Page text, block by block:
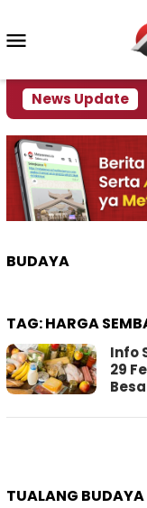
konten
News Update
Krisi Air
BUDAYA
TAG:HARGA
Info
29
TUALANG BUDAYA